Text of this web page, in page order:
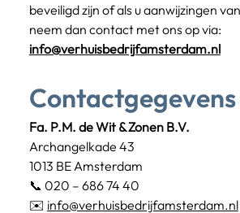
beveiligd zijn of als u aanwijzingen
neem dan contact met ons op via:
info@verhuisbedrijfamsterdam.nl
Contactgegevens
Fa. P.M. de Wit & Zonen B.V.
Archangelkade 43
1013 BE Amsterdam
📞 020 – 686 74 40
✉️ info@verhuisbedrijfamsterdam.nl